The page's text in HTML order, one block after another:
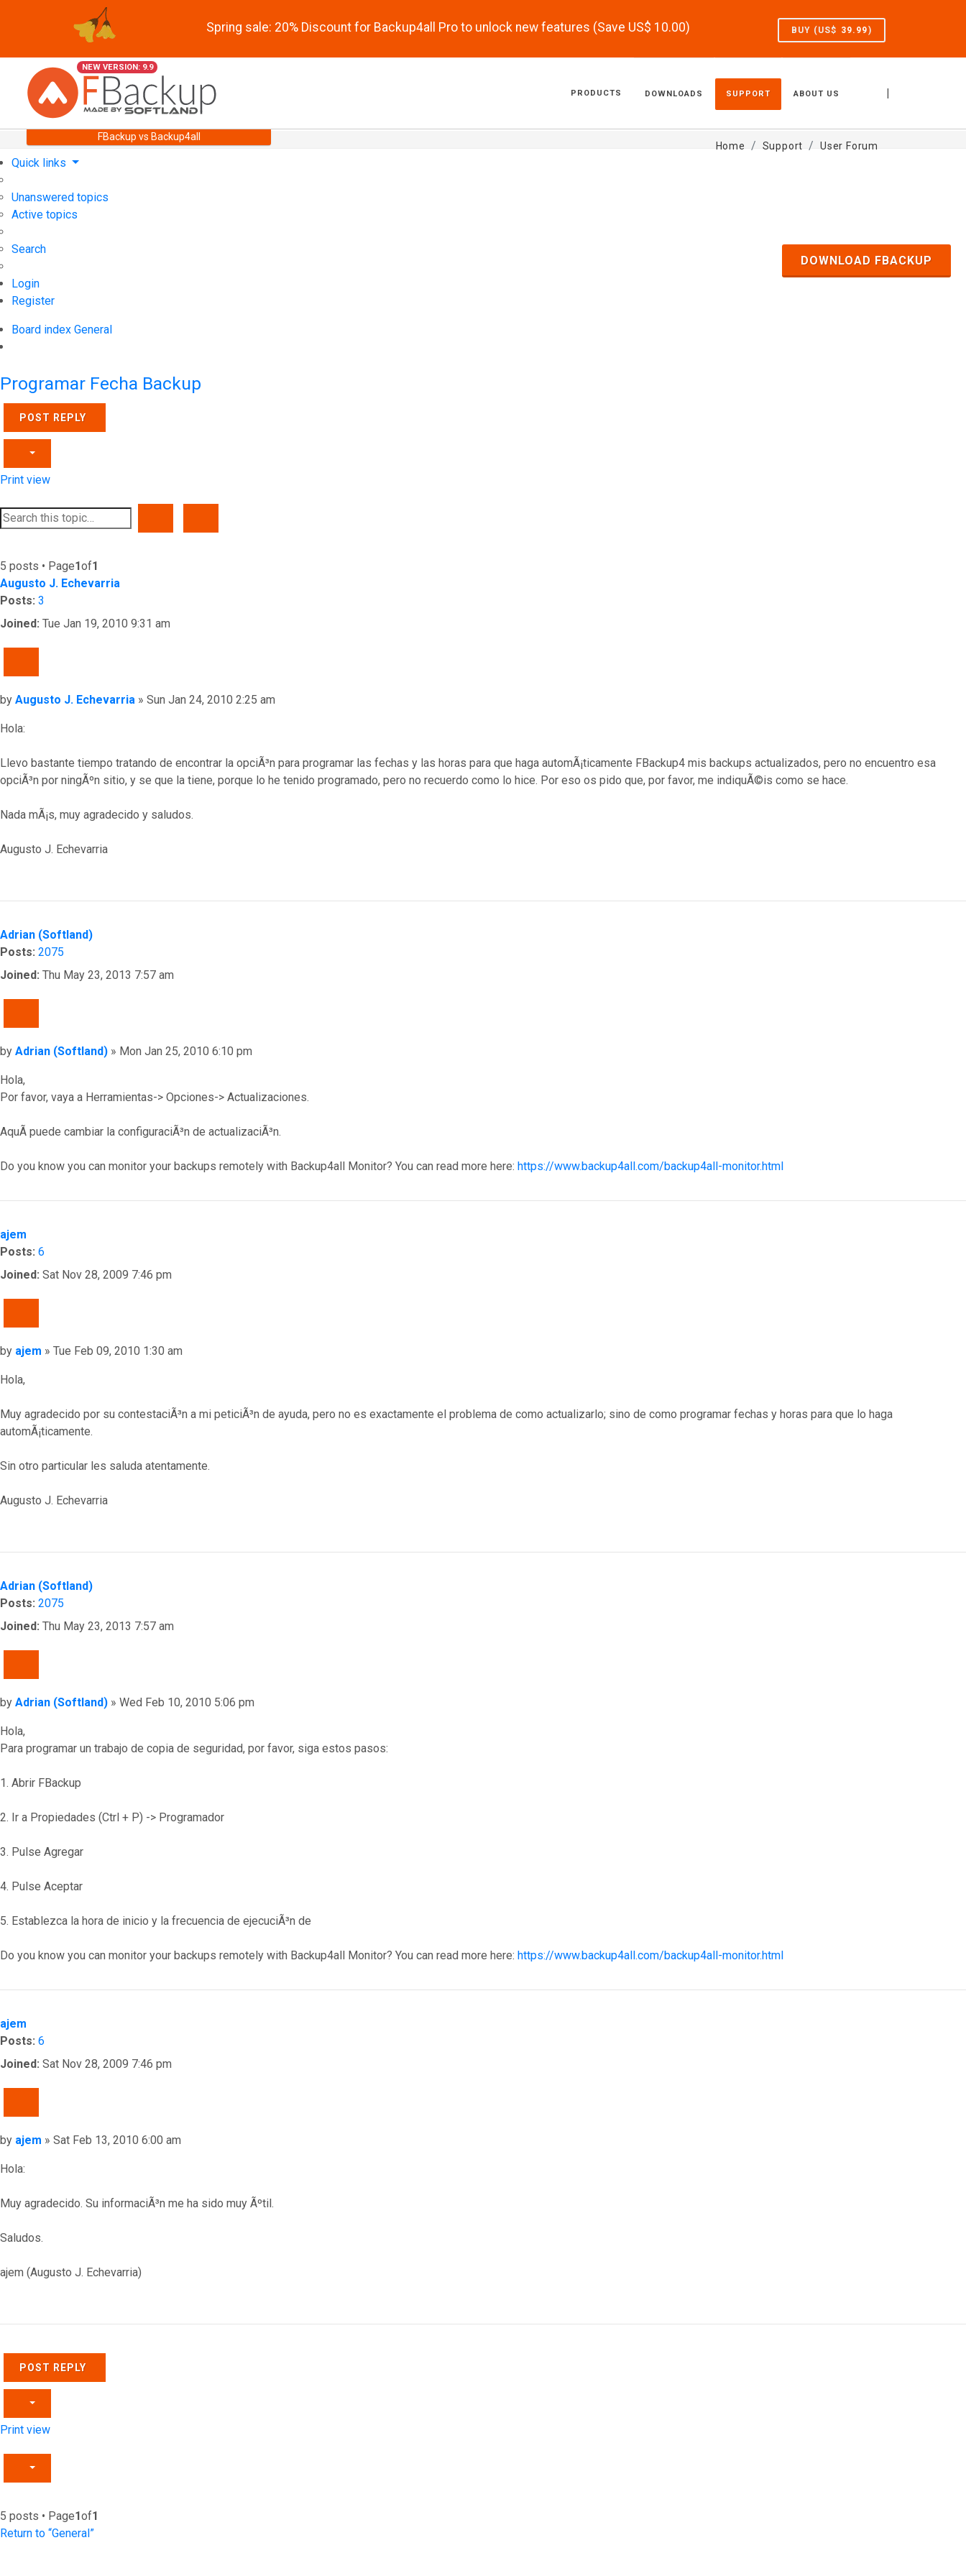
Spring sale: 20% Discount for Backup4all Pro to unlock new features (Save US$ 10.00) BUY (US$ 39.99)
NEW VERSION: 9.9
|
PRODUCTS DOWNLOADS SUPPORT ABOUT US
FBackup vs Backup4all
Home Support User Forum
Quick links
Unanswered topics
Active topics
Search
Login
Register
Board index General
DOWNLOAD FBACKUP
Programar Fecha Backup
POST REPLY
Print view
5 posts • Page1of1
Augusto J. Echevarria
Posts: 3
Joined: Tue Jan 19, 2010 9:31 am
Post
by Augusto J. Echevarria » Sun Jan 24, 2010 2:25 am
Hola:
Llevo bastante tiempo tratando de encontrar la opciÃ³n para programar las fechas y las horas para que haga automÃ¡ticamente FBackup4 mis backups actualizados, pero no encuentro esa
opciÃ³n por ningÃºn sitio, y se que la tiene, porque lo he tenido programado, pero no recuerdo como lo hice. Por eso os pido que, por favor, me indiquÃ©is como se hace.
Nada mÃ¡s, muy agradecido y saludos.
Augusto J. Echevarria
Adrian (Softland)
Posts: 2075
Joined: Thu May 23, 2013 7:57 am
Post
by Adrian (Softland) » Mon Jan 25, 2010 6:10 pm
Hola,
Por favor, vaya a Herramientas-> Opciones-> Actualizaciones.
AquÃ­ puede cambiar la configuraciÃ³n de actualizaciÃ³n.
Do you know you can monitor your backups remotely with Backup4all Monitor? You can read more here: https://www.backup4all.com/backup4all-monitor.html
ajem
Posts: 6
Joined: Sat Nov 28, 2009 7:46 pm
Post
by ajem » Tue Feb 09, 2010 1:30 am
Hola,
Muy agradecido por su contestaciÃ³n a mi peticiÃ³n de ayuda, pero no es exactamente el problema de como actualizarlo; sino de como programar fechas y horas para que lo haga
automÃ¡ticamente.
Sin otro particular les saluda atentamente.
Augusto J. Echevarria
Adrian (Softland)
Posts: 2075
Joined: Thu May 23, 2013 7:57 am
Post
by Adrian (Softland) » Wed Feb 10, 2010 5:06 pm
Hola,
Para programar un trabajo de copia de seguridad, por favor, siga estos pasos:
1. Abrir FBackup
2. Ir a Propiedades (Ctrl + P) -> Programador
3. Pulse Agregar
4. Pulse Aceptar
5. Establezca la hora de inicio y la frecuencia de ejecuciÃ³n de
Do you know you can monitor your backups remotely with Backup4all Monitor? You can read more here: https://www.backup4all.com/backup4all-monitor.html
ajem
Posts: 6
Joined: Sat Nov 28, 2009 7:46 pm
Post
by ajem » Sat Feb 13, 2010 6:00 am
Hola:
Muy agradecido. Su informaciÃ³n me ha sido muy Ãºtil.
Saludos.
ajem (Augusto J. Echevarria)
POST REPLY
Print view
5 posts • Page1of1
Return to “General”